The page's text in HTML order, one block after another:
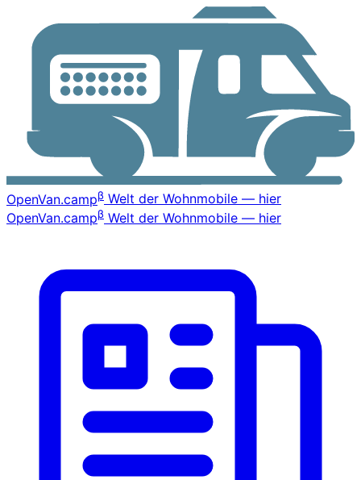
OpenVan.campβ Welt der Wohnmobile — hier
OpenVan.campβ Welt der Wohnmobile — hier